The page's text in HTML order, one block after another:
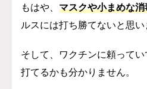
もはや、 マスクや小まめな
ルスには打ち勝てないと思い
そして、ワクチンに頼って
打てるかも分かりません。